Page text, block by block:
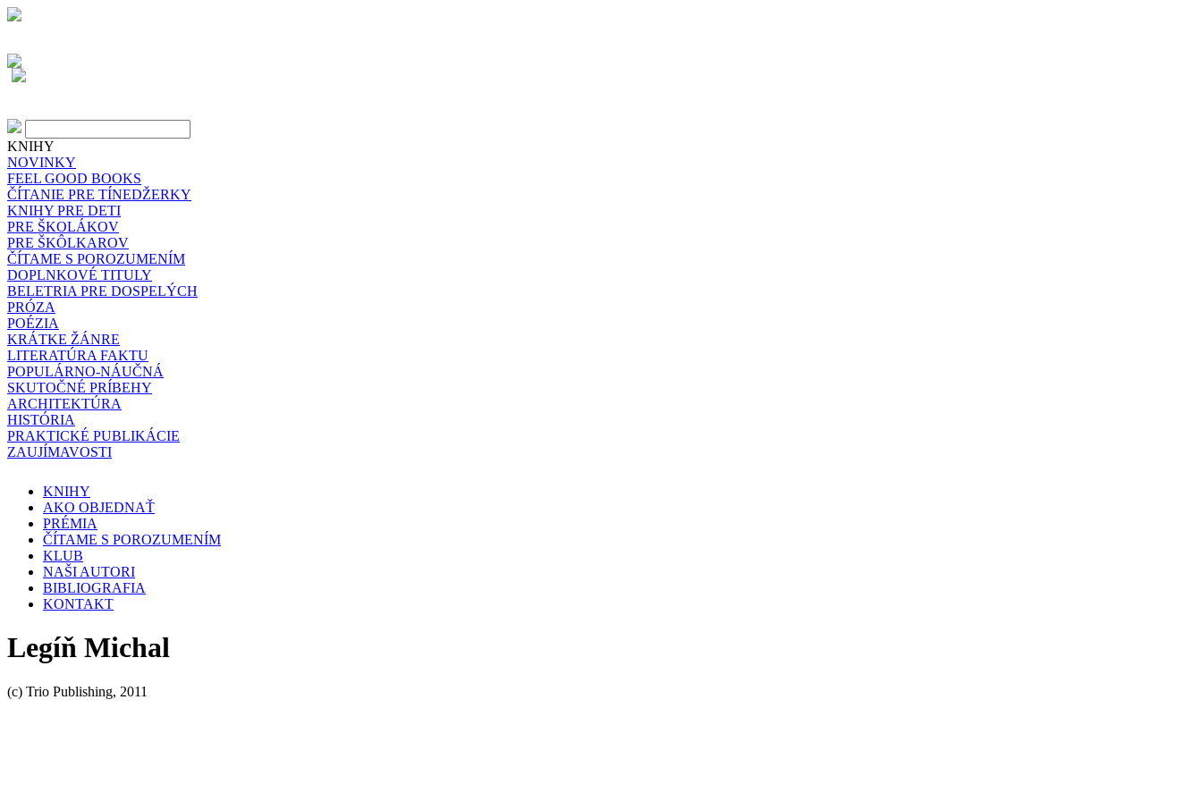
KNIHY
NOVINKY
FEEL GOOD BOOKS
ČÍTANIE PRE TÍNEDŽERKY
KNIHY PRE DETI
PRE ŠKOLÁKOV
PRE ŠKÔLKAROV
ČÍTAME S POROZUMENÍM
DOPLNKOVÉ TITULY
BELETRIA PRE DOSPELÝCH
PRÓZA
POÉZIA
KRÁTKE ŽÁNRE
LITERATÚRA FAKTU
POPULÁRNO-NÁUČNÁ
SKUTOČNÉ PRÍBEHY
ARCHITEKTÚRA
HISTÓRIA
PRAKTICKÉ PUBLIKÁCIE
ZAUJÍMAVOSTI
KNIHY
AKO OBJEDNAŤ
PRÉMIA
ČÍTAME S POROZUMENÍM
KLUB
NAŠI AUTORI
BIBLIOGRAFIA
KONTAKT
Legíň Michal
(c) Trio Publishing, 2011